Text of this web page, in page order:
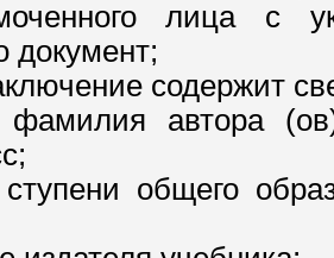
лица с
документ;
содержит
автора
общего